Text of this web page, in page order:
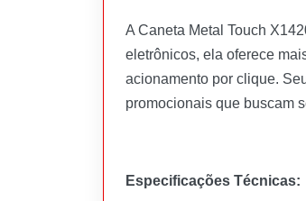
A Caneta Metal Touch
eletrônicos, ela oferece
acionamento por clique.
promocionais que buscam
Especificações Técnicas: